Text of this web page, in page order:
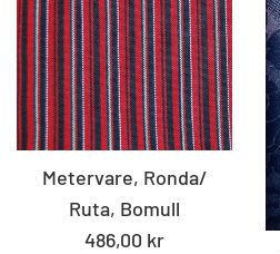
Metervare, Ronda/
Ruta, Bomull
Standard
486,00 kr